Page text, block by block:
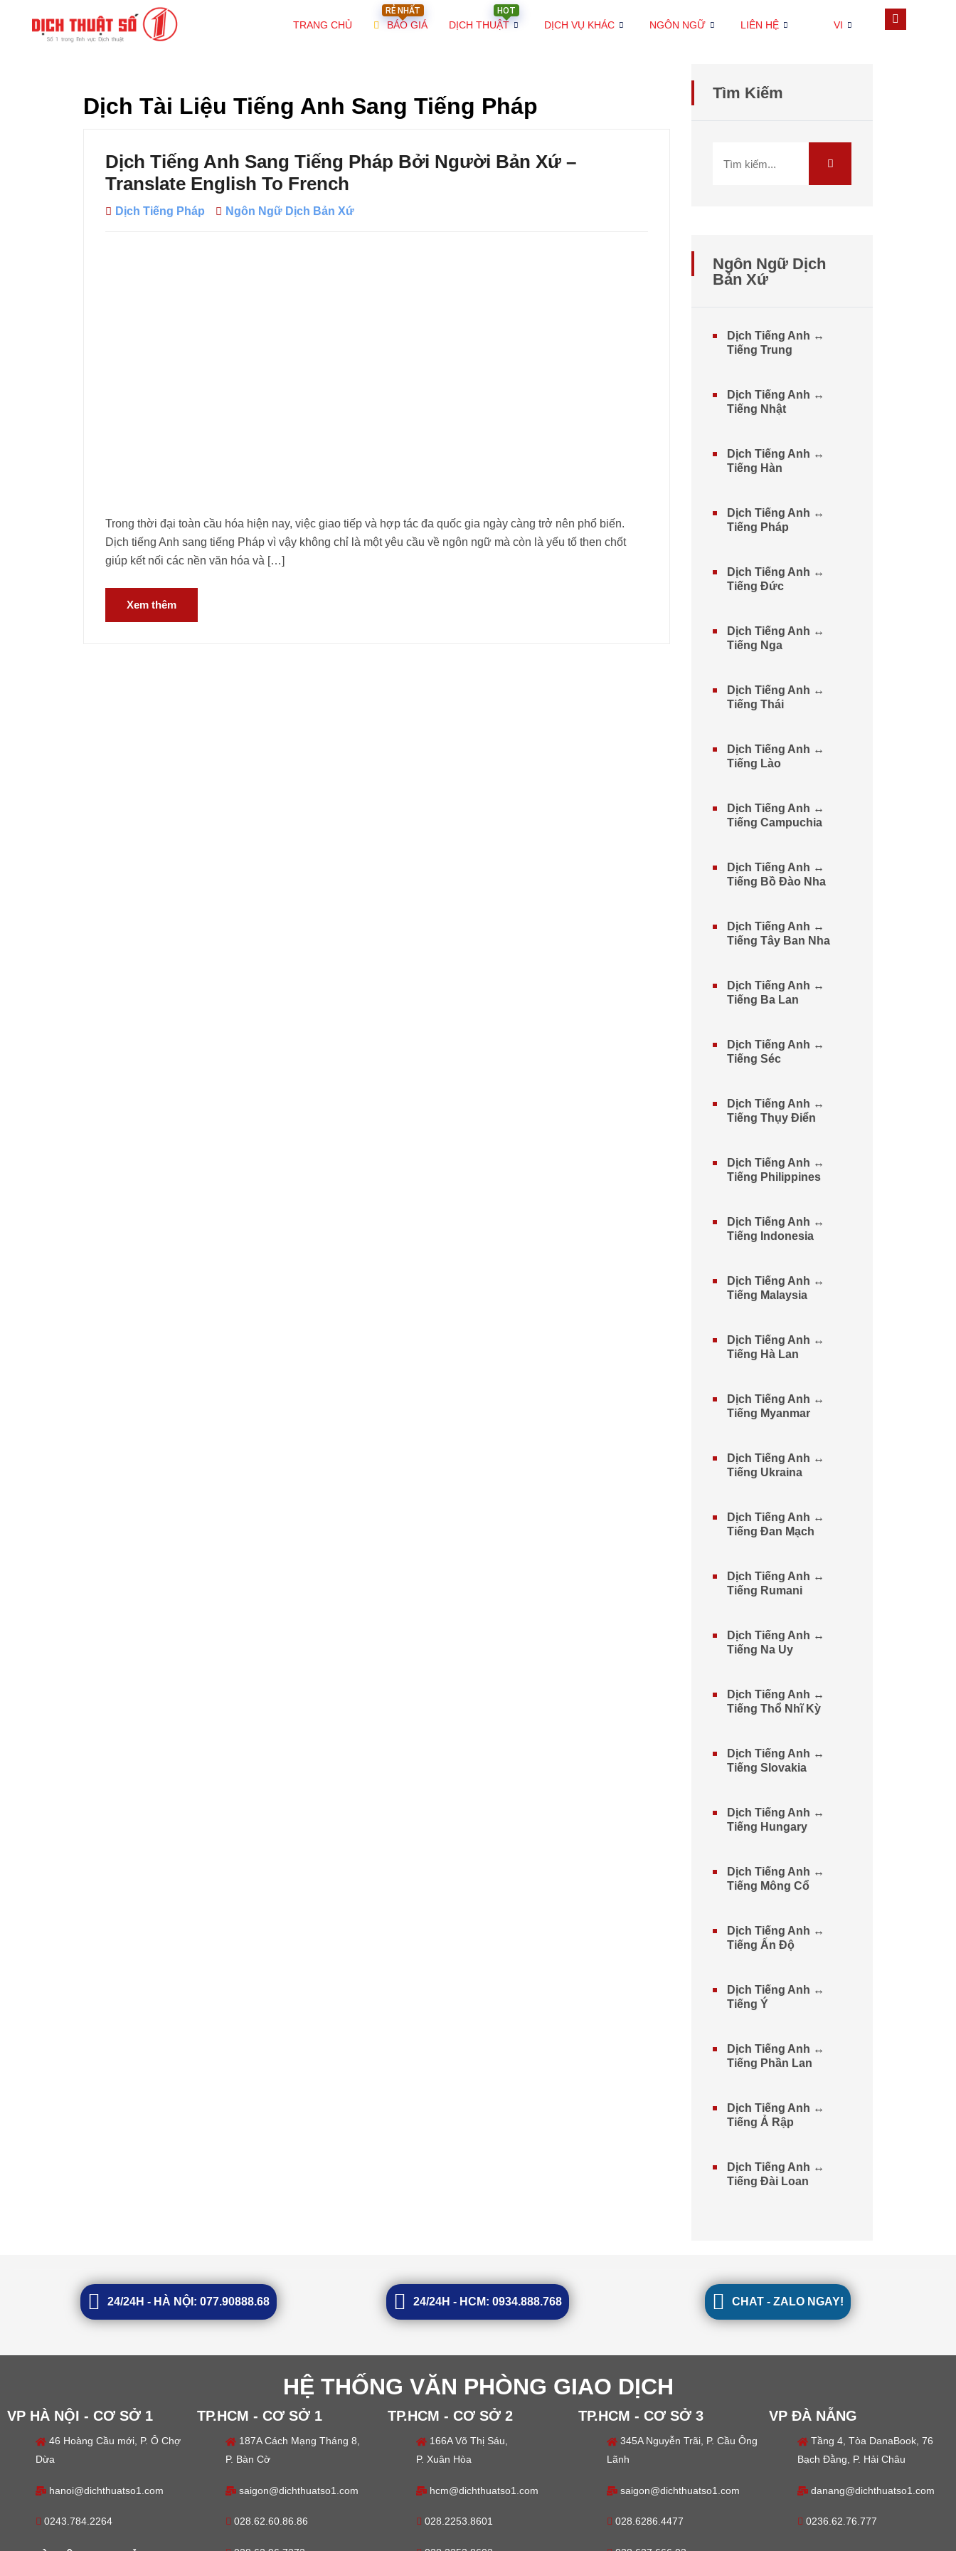
TRANG CHỦ
RẺ NHẤT
BÁO GIÁ
HOT
DỊCH THUẬT DỊCH VỤ KHÁC NGÔN NGỮ LIÊN HỆ VI
Dịch Tài Liệu Tiếng Anh Sang Tiếng Pháp
Dịch Tiếng Anh Sang Tiếng Pháp Bởi Người Bản Xứ –
Translate English To French
Dịch Tiếng Pháp Ngôn Ngữ Dịch Bản Xứ
Trong thời đại toàn cầu hóa hiện nay, việc giao tiếp và hợp tác đa quốc gia ngày càng trở nên phổ biến.
Dịch tiếng Anh sang tiếng Pháp vì vậy không chỉ là một yêu cầu về ngôn ngữ mà còn là yếu tố then chốt
giúp kết nối các nền văn hóa và […]
Xem thêm
Tìm Kiếm
Ngôn Ngữ Dịch
Bản Xứ
Dịch Tiếng Anh ↔
Tiếng Trung
Dịch Tiếng Anh ↔
Tiếng Nhật
Dịch Tiếng Anh ↔
Tiếng Hàn
Dịch Tiếng Anh ↔
Tiếng Pháp
Dịch Tiếng Anh ↔
Tiếng Đức
Dịch Tiếng Anh ↔
Tiếng Nga
Dịch Tiếng Anh ↔
Tiếng Thái
Dịch Tiếng Anh ↔
Tiếng Lào
Dịch Tiếng Anh ↔
Tiếng Campuchia
Dịch Tiếng Anh ↔
Tiếng Bồ Đào Nha
Dịch Tiếng Anh ↔
Tiếng Tây Ban Nha
Dịch Tiếng Anh ↔
Tiếng Ba Lan
Dịch Tiếng Anh ↔
Tiếng Séc
Dịch Tiếng Anh ↔
Tiếng Thụy Điển
Dịch Tiếng Anh ↔
Tiếng Philippines
Dịch Tiếng Anh ↔
Tiếng Indonesia
Dịch Tiếng Anh ↔
Tiếng Malaysia
Dịch Tiếng Anh ↔
Tiếng Hà Lan
Dịch Tiếng Anh ↔
Tiếng Myanmar
Dịch Tiếng Anh ↔
Tiếng Ukraina
Dịch Tiếng Anh ↔
Tiếng Đan Mạch
Dịch Tiếng Anh ↔
Tiếng Rumani
Dịch Tiếng Anh ↔
Tiếng Na Uy
Dịch Tiếng Anh ↔
Tiếng Thổ Nhĩ Kỳ
Dịch Tiếng Anh ↔
Tiếng Slovakia
Dịch Tiếng Anh ↔
Tiếng Hungary
Dịch Tiếng Anh ↔
Tiếng Mông Cổ
Dịch Tiếng Anh ↔
Tiếng Ấn Độ
Dịch Tiếng Anh ↔
Tiếng Ý
Dịch Tiếng Anh ↔
Tiếng Phần Lan
Dịch Tiếng Anh ↔
Tiếng Ả Rập
Dịch Tiếng Anh ↔
Tiếng Đài Loan
24/24H - HÀ NỘI: 077.90888.68 24/24H - HCM: 0934.888.768 CHAT - ZALO NGAY!
HỆ THỐNG VĂN PHÒNG GIAO DỊCH
VP HÀ NỘI - CƠ SỞ 1
46 Hoàng Cầu mới, P. Ô Chợ
Dừa
hanoi@dichthuatso1.com
0243.784.2264
TP.HCM - CƠ SỞ 1
187A Cách Mạng Tháng 8,
P. Bàn Cờ
saigon@dichthuatso1.com
028.62.60.86.86
TP.HCM - CƠ SỞ 2
166A Võ Thị Sáu,
P. Xuân Hòa
hcm@dichthuatso1.com
028.2253.8601
TP.HCM - CƠ SỞ 3
345A Nguyễn Trãi, P. Cầu Ông
Lãnh
saigon@dichthuatso1.com
028.6286.4477
VP ĐÀ NẴNG
Tầng 4, Tòa DanaBook, 76
Bạch Đằng, P. Hải Châu
danang@dichthuatso1.com
0236.62.76.777